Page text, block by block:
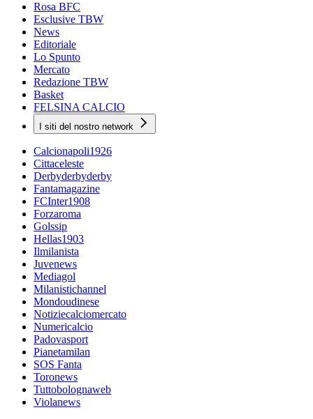
Rosa BFC
Esclusive TBW
News
Editoriale
Lo Spunto
Mercato
Redazione TBW
Basket
FELSINA CALCIO
I siti del nostro network
Calcionapoli1926
Cittaceleste
Derbyderbyderby
Fantamagazine
FCInter1908
Forzaroma
Golssip
Hellas1903
Ilmilanista
Juvenews
Mediagol
Milanistichannel
Mondoudinese
Notiziecalciomercato
Numericalcio
Padovasport
Pianetamilan
SOS Fanta
Toronews
Tuttobolognaweb
Violanews